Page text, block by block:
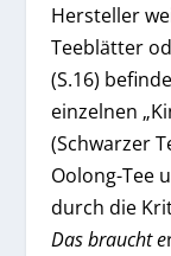
Hersteller
Teeblätter
(S.16)
einzelnen
(Schwarzer
Oolong-Tee
durch die
Das braucht e